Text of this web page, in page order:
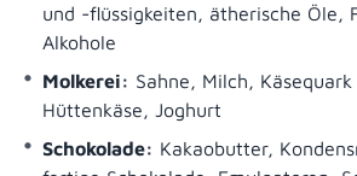
und -flüssigkeiten, ätherische Öle,
Alkohole
Molkerei: Sahne, Milch, Käsequark
Hüttenkäse, Joghurt
Schokolade: Kakaobutter,